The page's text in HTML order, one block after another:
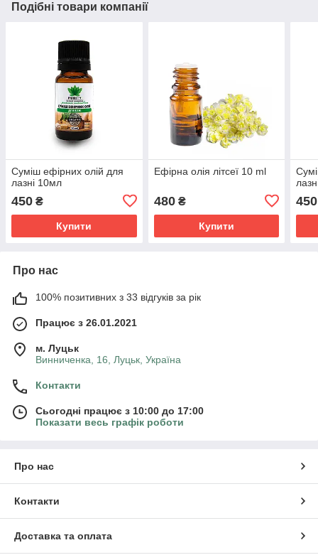
Подібні товари компанії
Суміш ефірних олій для
лазні 10мл
450 ₴
Купити
Ефірна олія літсеї 10 ml
480₴
Купити
450
Про нас
100% позитивних з 33 відгуків за рік
Працює з 26.01.2021
м. Луцьк
Винниченка, 16, Луцьк, Україна
Контакти
Сьогодні працює з 10:00 до 17:00
Показати весь графік роботи
Про нас
Контакти
Доставка та оплата